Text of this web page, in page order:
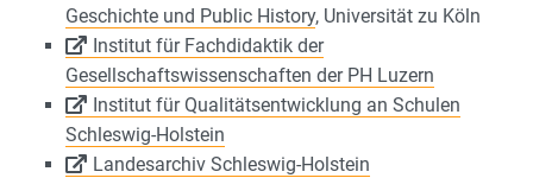
Geschichte und Public History, Universität zu Köln
Institut für Fachdidaktik der
Gesellschaftswissenschaften der PH Luzern
Institut für Qualitätsentwicklung an Schulen
Schleswig-Holstein
Landesarchiv Schleswig-Holstein